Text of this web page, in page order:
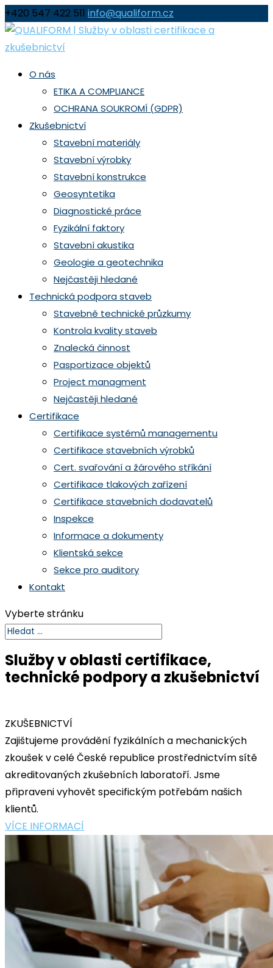
+420 547 422 511 info@qualiform.cz
O nás
ETIKA A COMPLIANCE
OCHRANA SOUKROMÍ (GDPR)
Zkušebnictví
Stavební materiály
Stavební výrobky
Stavební konstrukce
Geosyntetika
Diagnostické práce
Fyzikální faktory
Stavební akustika
Geologie a geotechnika
Nejčastěji hledané
Technická podpora staveb
Stavebně technické průzkumy
Kontrola kvality staveb
Znalecká činnost
Pasportizace objektů
Project managment
​Nejčastěji hledané
Certifikace
Certifikace systémů managementu
Certifikace stavebních výrobků
Cert. svařování a žárového stříkání
Certifikace tlakových zařízení
Certifikace stavebních dodavatelů
Inspekce
Informace a dokumenty
Klientská sekce
Sekce pro auditory
Kontakt
Vyberte stránku
Služby v oblasti certifikace,
technické podpory a zkušebnictví
ZKUŠEBNICTVÍ
Zajištujeme provádění fyzikálních a mechanických
zkoušek v celé České republice prostřednictvím sítě
akreditovaných zkušebních laboratoří. Jsme
připraveni vyhovět specifickým potřebám našich
klientů.
VÍCE INFORMACÍ